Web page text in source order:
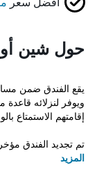
حول شين
ويوفر لنزلائه قاعدة
إقامتهم الاستمتاع
تم تجديد الفندق
المزيد